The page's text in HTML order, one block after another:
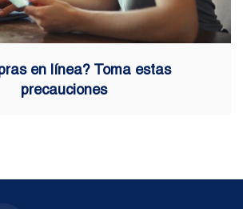
en línea? Toma estas
precauciones